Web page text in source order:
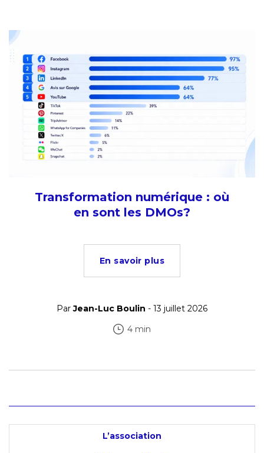
Transformation numérique : où
en sont les DMOs?
En savoir plus
ParJean-Luc Boulin - 13 juillet 2026
4 min
L’association